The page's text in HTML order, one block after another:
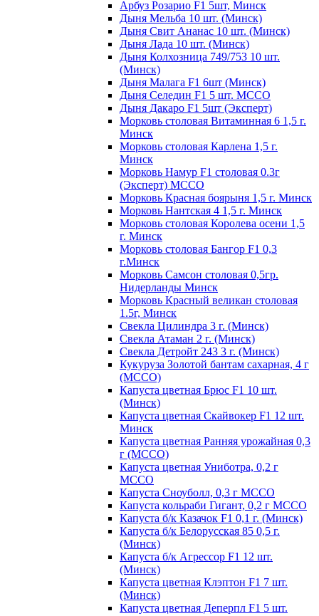
Арбуз Розарио F1 5шт, Минск
Дыня Мельба 10 шт. (Минск)
Дыня Свит Ананас 10 шт. (Минск)
Дыня Лада 10 шт. (Минск)
Дыня Колхозница 749/753 10 шт.
(Минск)
Дыня Малага F1 6шт (Минск)
Дыня Селедин F1 5 шт. МССО
Дыня Дакаро F1 5шт (Эксперт)
Морковь столовая Витаминная 6 1,5 г.
Минск
Морковь столовая Карлена 1,5 г.
Минск
Морковь Намур F1 столовая 0.3г
(Эксперт) МССО
Морковь Красная боярыня 1,5 г. Минск
Морковь Нантская 4 1,5 г. Минск
Морковь столовая Королева осени 1,5
г. Минск
Морковь столовая Бангор F1 0,3
г.Минск
Морковь Самсон столовая 0,5гр.
Нидерланды Минск
Морковь Красный великан столовая
1.5г, Минск
Свекла Цилиндра 3 г. (Минск)
Свекла Атаман 2 г. (Минск)
Свекла Детройт 243 3 г. (Минск)
Кукуруза Золотой бантам сахарная, 4 г
(МССО)
Капуста цветная Брюс F1 10 шт.
(Минск)
Капуста цветная Скайвокер F1 12 шт.
Минск
Капуста цветная Ранняя урожайная 0,3
г (МССО)
Капуста цветная Униботра, 0,2 г
МССО
Капуста Сноуболл, 0,3 г МССО
Капуста кольраби Гигант, 0,2 г МССО
Капуста б/к Казачок F1 0,1 г. (Минск)
Капуста б/к Белорусская 85 0,5 г.
(Минск)
Капуста б/к Агрессор F1 12 шт.
(Минск)
Капуста цветная Клэптон F1 7 шт.
(Минск)
Капуста цветная Деперпл F1 5 шт.